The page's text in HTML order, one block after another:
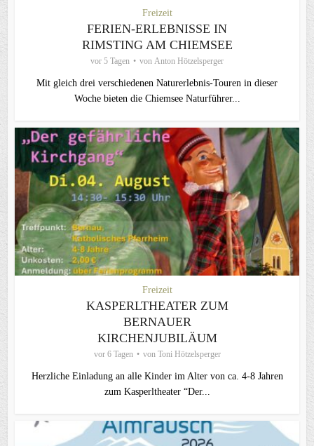
Freizeit
FERIEN-ERLEBNISSE IN
RIMSTING AM CHIEMSEE
vor 5 Tagen von Anton Hötzelsperger
Mit gleich drei verschiedenen Naturerlebnis-Touren in dieser
Woche bieten die Chiemsee Naturführer...
Freizeit
KASPERLTHEATER ZUM
BERNAUER
KIRCHENJUBILÄUM
vor 6 Tagen von Toni Hötzelsperger
Herzliche Einladung an alle Kinder im Alter von ca. 4-8 Jahren
zum Kasperltheater “Der...